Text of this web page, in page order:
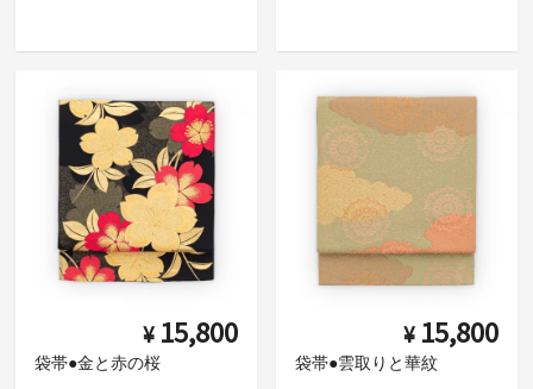
¥ 15,800
袋帯●金と赤の桜
¥ 15,800
袋帯●雲取りと華紋